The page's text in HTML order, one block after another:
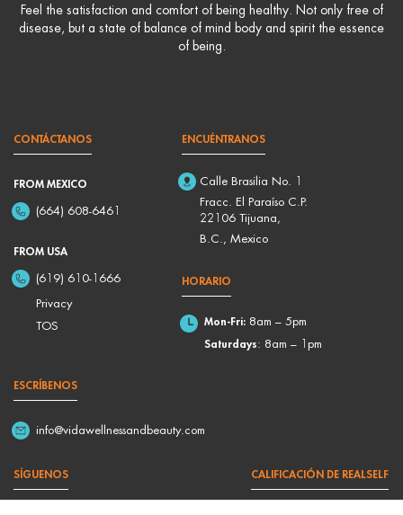
Feel the satisfaction and comfort of being healthy. Not only free of
disease, but a state of balance of mind body and spirit the essence
of being.
CONTÁCTANOS
FROM MEXICO
(664) 608-6461
FROM USA
(619) 610-1666
Privacy
TOS
ENCUÉNTRANOS
Calle Brasilia No. 1
Fracc. El Paraíso C.P.
22106 Tijuana,
B.C., Mexico
HORARIO
Mon-Fri:8am – 5pm
Saturdays: 8am – 1pm
ESCRÍBENOS
info@vidawellnessandbeauty.com
SÍGUENOS CALIFICACIÓN DE REALSELF